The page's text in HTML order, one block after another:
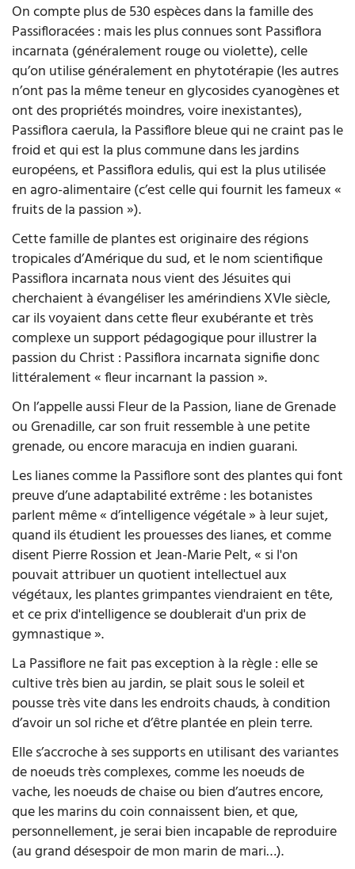
On compte plus de 530 espèces dans la famille des
Passifloracées : mais les plus connues sont Passiflora
incarnata (généralement rouge ou violette), celle
qu’on utilise généralement en phytotérapie (les autres
n’ont pas la même teneur en glycosides cyanogènes et
ont des propriétés moindres, voire inexistantes),
Passiflora caerula, la Passiflore bleue qui ne craint pas le
froid et qui est la plus commune dans les jardins
européens, et Passiflora edulis, qui est la plus utilisée
en agro-alimentaire (c’est celle qui fournit les fameux «
fruits de la passion »).
Cette famille de plantes est originaire des régions
tropicales d’Amérique du sud, et le nom scientifique
Passiflora incarnata nous vient des Jésuites qui
cherchaient à évangéliser les amérindiens XVIe siècle,
car ils voyaient dans cette fleur exubérante et très
complexe un support pédagogique pour illustrer la
passion du Christ : Passiflora incarnata signifie donc
littéralement « fleur incarnant la passion ».
On l’appelle aussi Fleur de la Passion, liane de Grenade
ou Grenadille, car son fruit ressemble à une petite
grenade, ou encore maracuja en indien guarani.
Les lianes comme la Passiflore sont des plantes qui font
preuve d’une adaptabilité extrême : les botanistes
parlent même « d’intelligence végétale » à leur sujet,
quand ils étudient les prouesses des lianes, et comme
disent Pierre Rossion et Jean-Marie Pelt, « si l'on
pouvait attribuer un quotient intellectuel aux
végétaux, les plantes grimpantes viendraient en tête,
et ce prix d'intelligence se doublerait d'un prix de
gymnastique ».
La Passiflore ne fait pas exception à la règle : elle se
cultive très bien au jardin, se plait sous le soleil et
pousse très vite dans les endroits chauds, à condition
d’avoir un sol riche et d’être plantée en plein terre.
Elle s’accroche à ses supports en utilisant des variantes
de noeuds très complexes, comme les noeuds de
vache, les noeuds de chaise ou bien d’autres encore,
que les marins du coin connaissent bien, et que,
personnellement, je serai bien incapable de reproduire
(au grand désespoir de mon marin de mari…).